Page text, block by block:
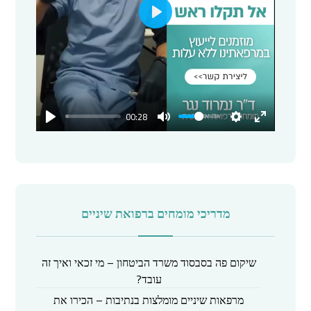
00:28
P
l
a
y
מדריכי מומחים ברפואת שיניים
שיקום פה בסבסוד משרד הביטחון – מי זכאי ואיך זה
עובד?
מרפאות שיניים מומלצות בנתיבות – הכירו את